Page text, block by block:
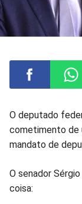
no
Facebook
no
O deputado
cometimento de
mandato de
O senador
coisa: